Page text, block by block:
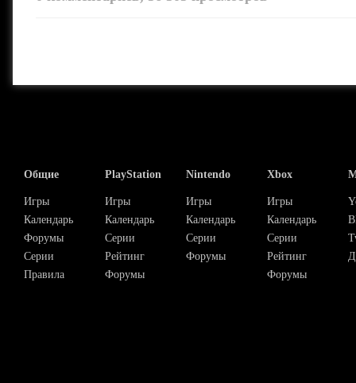
Общие
Игры
Календарь
Форумы
Серии
Правила
PlayStation
Игры
Календарь
Серии
Рейтинг
Форумы
Nintendo
Игры
Календарь
Серии
Форумы
Xbox
Игры
Календарь
Серии
Рейтинг
Форумы